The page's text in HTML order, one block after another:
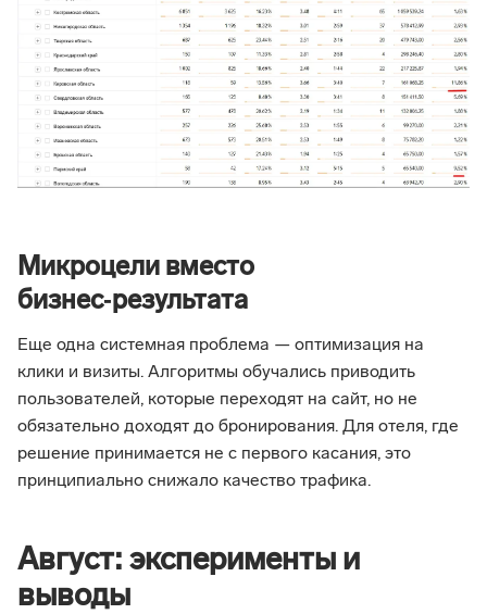
Микроцели вместо
бизнес‑результата
Еще одна системная проблема — оптимизация на
клики и визиты. Алгоритмы обучались приводить
пользователей, которые переходят на сайт, но не
обязательно доходят до бронирования. Для отеля, где
решение принимается не с первого касания, это
принципиально снижало качество трафика.
Август: эксперименты и
выводы